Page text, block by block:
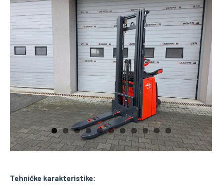
Tehničke karakteristike: